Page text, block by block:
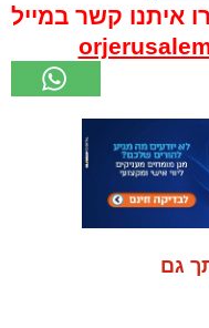
איתנו קשר במייל
גם